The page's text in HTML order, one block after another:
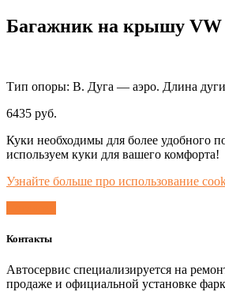
Багажник на крышу VW
Тип опоры: В. Дуга — аэро. Длина
6435 руб.
Куки необходимы для более удобного
используем куки для вашего комфорта!
Узнайте больше про использование
Контакты
Автосервис специализируется на
продаже и официальной установке